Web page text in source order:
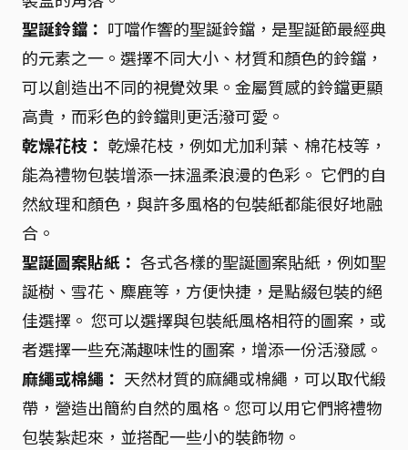
聖誕鈴鐺： 叮噹作響的聖誕鈴鐺，是聖誕節最經典
的元素之一。選擇不同大小、材質和顏色的鈴鐺，
可以創造出不同的視覺效果。金屬質感的鈴鐺更顯
高貴，而彩色的鈴鐺則更活潑可愛。
乾燥花枝： 乾燥花枝，例如尤加利葉、棉花枝等，
能為禮物包裝增添一抹溫柔浪漫的色彩。 它們的自
然紋理和顏色，與許多風格的包裝紙都能很好地融
合。
聖誕圖案貼紙： 各式各樣的聖誕圖案貼紙，例如聖
誕樹、雪花、麋鹿等，方便快捷，是點綴包裝的絕
佳選擇。 您可以選擇與包裝紙風格相符的圖案，或
者選擇一些充滿趣味性的圖案，增添一份活潑感。
麻繩或棉繩： 天然材質的麻繩或棉繩，可以取代緞
帶，營造出簡約自然的風格。您可以用它們將禮物
包裝紮起來，並搭配一些小的裝飾物。